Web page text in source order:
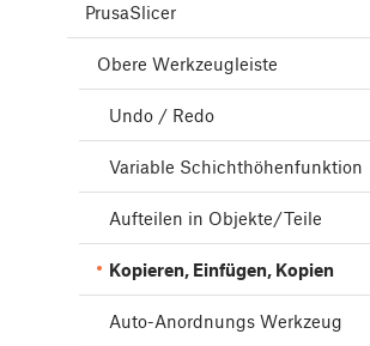
PrusaSlicer
Obere Werkzeugleiste
Undo / Redo
Variable Schichthöhenfunktion
Aufteilen in Objekte/Teile
Kopieren, Einfügen, Kopien
Auto-Anordnungs Werkzeug